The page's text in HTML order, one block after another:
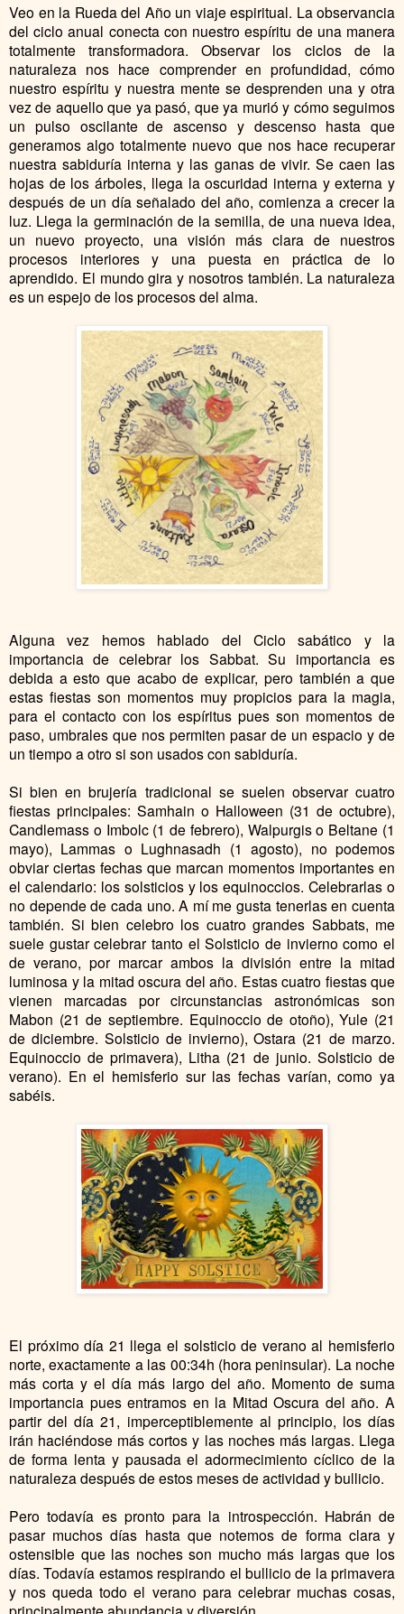
Veo en la Rueda del Año un viaje espiritual. La observancia
del ciclo anual conecta con nuestro espíritu de una manera
totalmente transformadora. Observar los ciclos de la
naturaleza nos hace comprender en profundidad, cómo
nuestro espíritu y nuestra mente se desprenden una y otra
vez de aquello que ya pasó, que ya murió y cómo seguimos
un pulso oscilante de ascenso y descenso hasta que
generamos algo totalmente nuevo que nos hace recuperar
nuestra sabiduría interna y las ganas de vivir. Se caen las
hojas de los árboles, llega la oscuridad interna y externa y
después de un día señalado del año, comienza a crecer la
luz. Llega la germinación de la semilla, de una nueva idea,
un nuevo proyecto, una visión más clara de nuestros
procesos interiores y una puesta en práctica de lo
aprendido. El mundo gira y nosotros también. La naturaleza
es un espejo de los procesos del alma.
Alguna vez hemos hablado del Ciclo sabático y la
importancia de celebrar los Sabbat. Su importancia es
debida a esto que acabo de explicar, pero también a que
estas fiestas son momentos muy propicios para la magia,
para el contacto con los espíritus pues son momentos de
paso, umbrales que nos permiten pasar de un espacio y de
un tiempo a otro si son usados con sabiduría.
Si bien en brujería tradicional se suelen observar cuatro
fiestas principales: Samhain o Halloween (31 de octubre),
Candlemass o Imbolc (1 de febrero), Walpurgis o Beltane (1
mayo), Lammas o Lughnasadh (1 agosto), no podemos
obviar ciertas fechas que marcan momentos importantes en
el calendario: los solsticios y los equinoccios. Celebrarlas o
no depende de cada uno. A mí me gusta tenerlas en cuenta
también. Si bien celebro los cuatro grandes Sabbats, me
suele gustar celebrar tanto el Solsticio de invierno como el
de verano, por marcar ambos la división entre la mitad
luminosa y la mitad oscura del año. Estas cuatro fiestas que
vienen marcadas por circunstancias astronómicas son
Mabon (21 de septiembre. Equinoccio de otoño), Yule (21
de diciembre. Solsticio de invierno), Ostara (21 de marzo.
Equinoccio de primavera), Litha (21 de junio. Solsticio de
verano). En el hemisferio sur las fechas varían, como ya
sabéis.
El próximo día 21 llega el solsticio de verano al hemisferio
norte, exactamente a las 00:34h (hora peninsular). La noche
más corta y el día más largo del año. Momento de suma
importancia pues entramos en la Mitad Oscura del año. A
partir del día 21, imperceptiblemente al principio, los días
irán haciéndose más cortos y las noches más largas. Llega
de forma lenta y pausada el adormecimiento cíclico de la
naturaleza después de estos meses de actividad y bullicio.
Pero todavía es pronto para la introspección. Habrán de
pasar muchos días hasta que notemos de forma clara y
ostensible que las noches son mucho más largas que los
días. Todavía estamos respirando el bullicio de la primavera
y nos queda todo el verano para celebrar muchas cosas,